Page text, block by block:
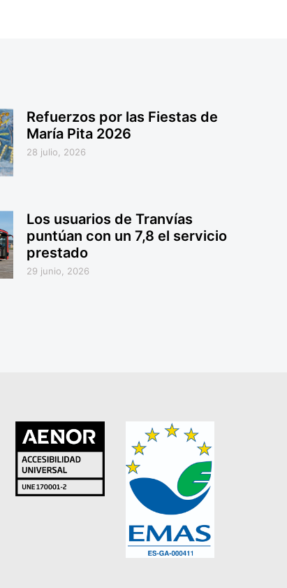
Refuerzos por las Fiestas de
María Pita 2026
28 julio, 2026
Los usuarios de Tranvías
puntúan con un 7,8 el servicio
prestado
29 junio, 2026